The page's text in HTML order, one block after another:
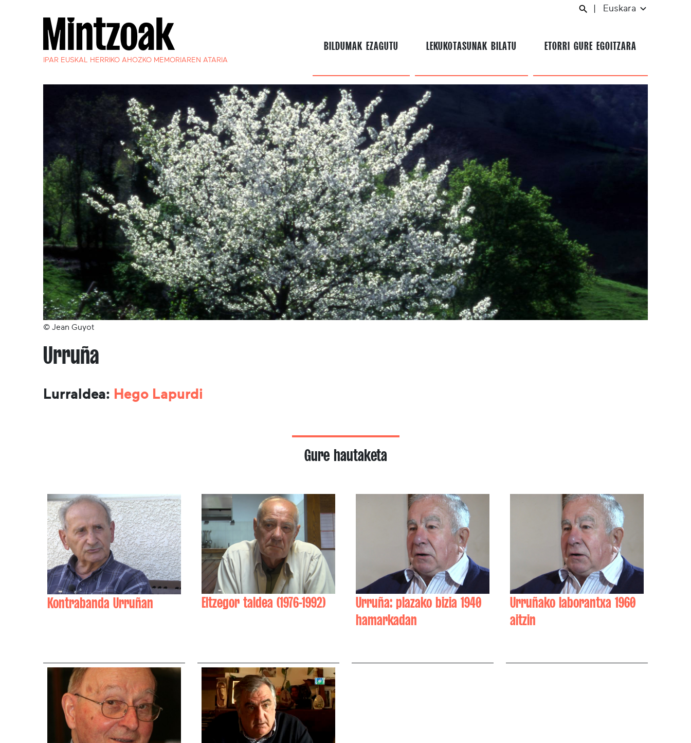
IPAR EUSKAL HERRIKO AHOZKO MEMORIAREN ATARIA
Euskara
BILDUMAK EZAGUTU LEKUKOTASUNAK BILATU ETORRI GURE EGOITZARA
© Jean Guyot
Urruña
Lurraldea: Hego Lapurdi
Gure hautaketa
Kontrabanda Urruñan Eltzegor taldea (1976-1992)
Urruña: plazako bizia 1940
hamarkadan
Urruñako laborantxa 1960
aitzin